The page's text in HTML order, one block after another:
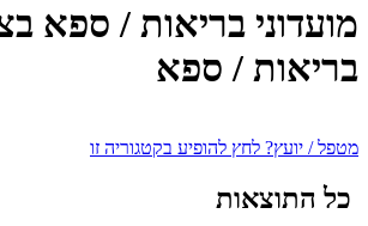
מועדוני בריאות / ספא
בריאות / ספא
מטפל / יועץ? לחץ להופיע בקטגוריה זו
כל התוצאות